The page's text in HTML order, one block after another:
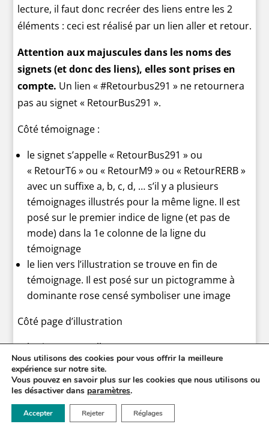
lecture, il faut donc recréer des liens entre les 2
éléments : ceci est réalisé par un lien aller et retour.
Attention aux majuscules dans les noms des
signets (et donc des liens), elles sont prises en
compte. Un lien « #Retourbus291 » ne retournera
pas au signet « RetourBus291 ».
Côté témoignage :
le signet s’appelle « RetourBus291 » ou
« RetourT6 » ou « RetourM9 » ou « RetourRERB »
avec un suffixe a, b, c, d, … s’il y a plusieurs
témoignages illustrés pour la même ligne. Il est
posé sur le premier indice de ligne (et pas de
mode) dans la 1e colonne de la ligne du
témoignage
le lien vers l’illustration se trouve en fin de
témoignage. Il est posé sur un pictogramme à
dominante rose censé symboliser une image
Côté page d’illustration
le signet s’appelle « Bus291 » ou « T6 » ou « M9 »
ou « RERB » avec un suffixe a, b, c, d, … s’il y a
plusieurs témoignages illustrés pour la même
ligne. Il est posé sur le premier indice de ligne (et
pas de mode) dans la 1e ligne de la page
d’illustration
Nous utilisons des cookies pour vous offrir la meilleure
expérience sur notre site.
Vous pouvez en savoir plus sur les cookies que nous utilisons ou
les désactiver dans paramètres.
Accepter Rejeter Réglages